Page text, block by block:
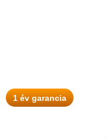
1 év garancia